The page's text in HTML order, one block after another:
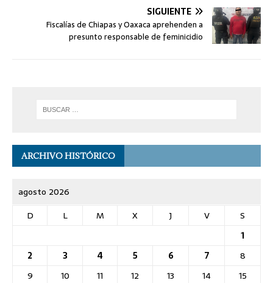
SIGUIENTE
Fiscalías de Chiapas y Oaxaca aprehenden a
presunto responsable de feminicidio
ARCHIVO HISTÓRICO
agosto 2026
D
L M X J V
S
1
2
3 4 5 6 7
8
9
10 11 12 13 14
15